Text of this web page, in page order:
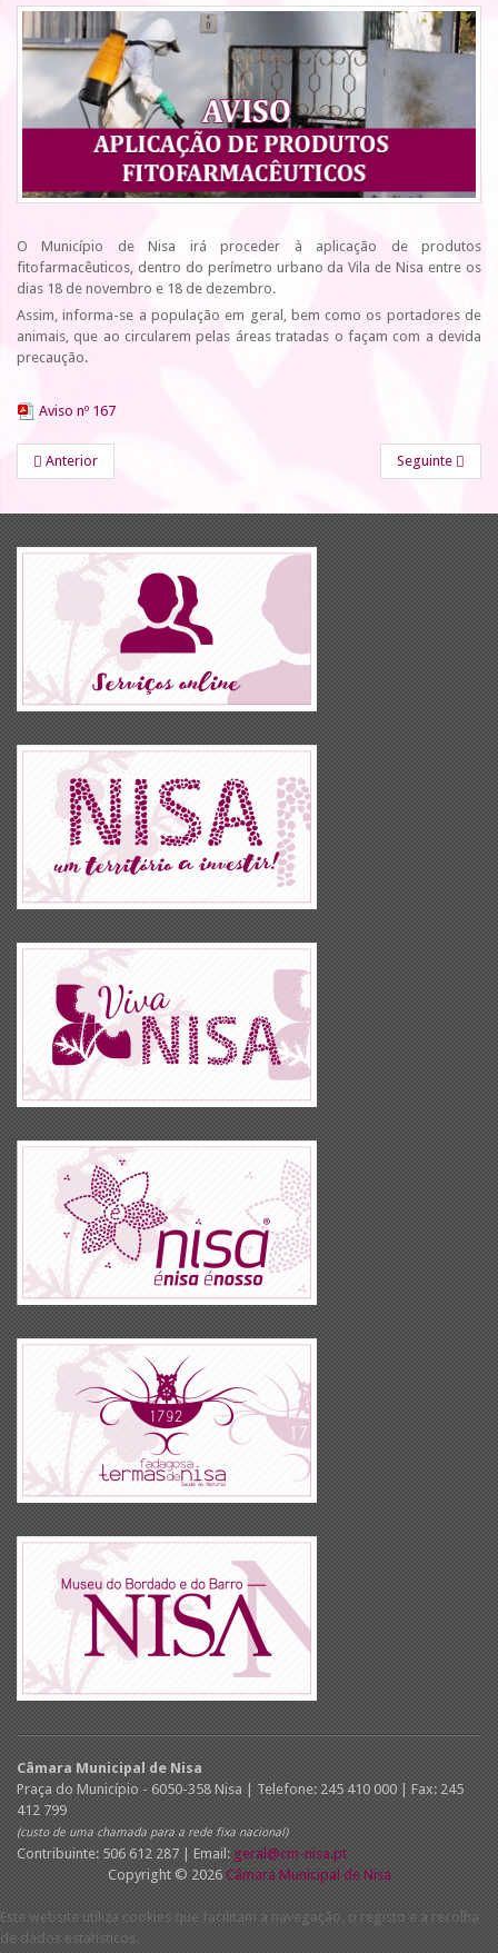
O Município de Nisa irá proceder à aplicação de produtos
fitofarmacêuticos, dentro do perímetro urbano da Vila de Nisa entre os
dias 18 de novembro e 18 de dezembro.
Assim, informa-se a população em geral, bem como os portadores de
animais, que ao circularem pelas áreas tratadas o façam com a devida
precaução.
Aviso nº 167
Anterior Seguinte
Câmara Municipal de Nisa
Praça do Município - 6050-358 Nisa | Telefone: 245 410 000 | Fax: 245
412 799
(custo de uma chamada para a rede fixa nacional)
Contribuinte: 506 612 287 | Email: geral@cm-nisa.pt
Copyright © 2026 Câmara Municipal de Nisa
Este website utiliza cookies que facilitam a navegação, o registo e a recolha
de dados estatísticos.